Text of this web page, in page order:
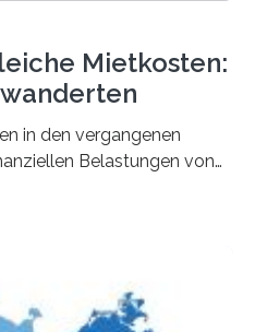
Mietkosten:
in den vergangenen
Belastungen von
(BiB)
1990 und 2020 für
sowie für in
und Zugewanderte